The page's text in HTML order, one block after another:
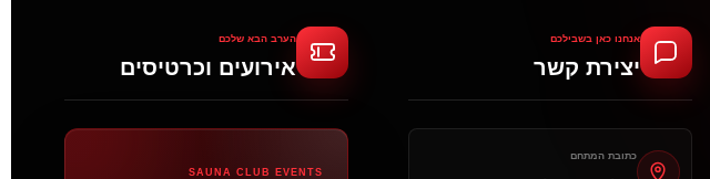
אנחנו כאן בשבילכם
יצירת קשר
כתובת המתחם
הערב הבא שלכם
אירועים וכרטיסים
SAUNA CLUB EVENTS